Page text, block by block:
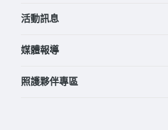
活動訊息
媒體報導
照護夥伴專區